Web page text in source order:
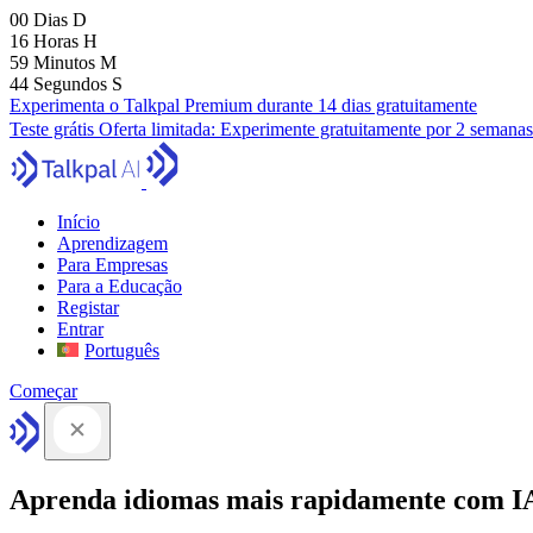
00 Dias D
16 Horas H
59 Minutos M
43 Segundos S
Experimenta o Talkpal Premium durante 14 dias gratuitamente
Teste grátis Oferta limitada: Experimente gratuitamente por 2 semanas
Início
Aprendizagem
Para Empresas
Para a Educação
Registar
Entrar
Português
Começar
Aprenda idiomas mais rapidamente com